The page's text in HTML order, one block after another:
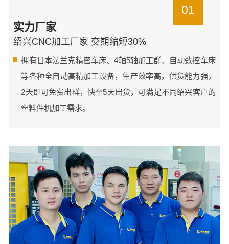
01
实力厂家
绍兴CNC加工厂家 交期缩短30%
拥有日本法兰克精密车床、4轴5轴加工群、自动数控车床
等各种全自动高精加工设备，生产效率高，供货能力强，
2天即可免费出样，快至5天出货，可满足不同绍兴客户的
塑料件机加工需求。